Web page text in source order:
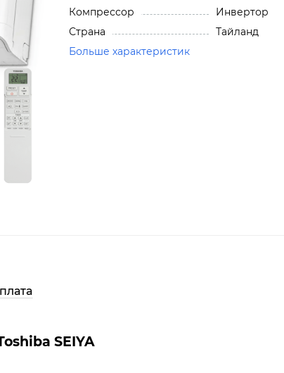
Компрессор
Инвертор
Страна
Тайланд
Больше характеристик
SEIYA